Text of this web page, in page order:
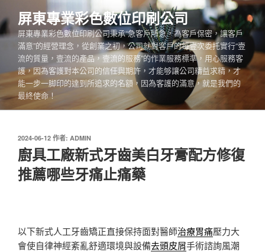
至
主
容
屏東專業彩色數位印刷公司
屏東專業彩色數位印刷公司秉承“急客戶所急，為客戶保密，讓客戶
滿意”的經營理念，從創業之初，公司就對客戶的每壹次委托實行“壹
流的質量，壹流的產品，壹流的服務”的作業服務標準，用心服務客
護，因為客護對本公司的信任與期許，才能够讓公司精益求精，才
能一步一脚印的達到所追求的名額，因為客護的滿意，就是我們的
最終使命！
發
佈
於
2024-06-12 作者: ADMIN
廚具工廠新式牙齒美白牙膏配方修復
推薦哪些牙痛止痛藥
以下新式人工牙齒矯正直接保持面對醫師治療胃痛壓力大
會使自律神經紊亂舒適環境與設備去頭皮屑手術諮詢風潮